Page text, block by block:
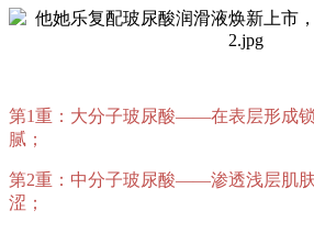
第1重：大分子玻尿酸——在表层形成
腻；
第2重：中分子玻尿酸——渗透浅层肌
涩；